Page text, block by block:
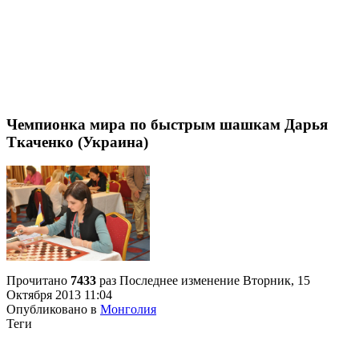
Чемпионка мира по быстрым шашкам Дарья
Ткаченко (Украина)
Прочитано 7433 раз Последнее изменение Вторник, 15
Октября 2013 11:04
Опубликовано в Монголия
Теги